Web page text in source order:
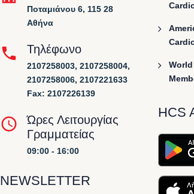
Ποταμιάνου 6, 115 28
Αθήνα
Τηλέφωνο
2107258003, 2107258004,
2107258006, 2107221633
Fax: 2107226139
Ώρες Λειτουργίας
Γραμματείας
09:00 - 16:00
NEWSLETTER
HCS